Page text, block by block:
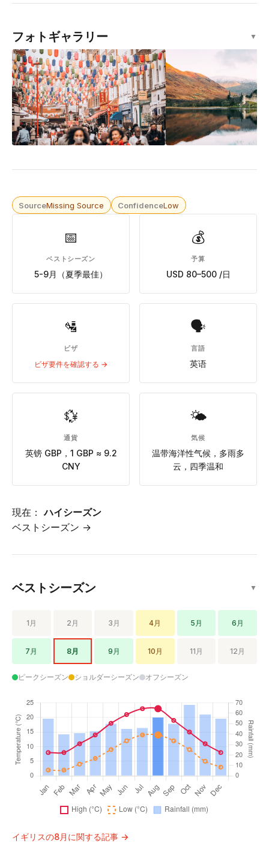
フォトギャラリー ▼
SourceMissing Source ConfidenceLow
📅
ベストシーズン
5-9月（夏季最佳）
💰
予算
USD 80–500 /日
🛂
ビザ
ビザ要件を確認する →
🗣
言語
英语
💱
通貨
英镑 GBP，1 GBP ≈ 9.2
CNY
🌤
気候
温带海洋性气候，多雨多
云，四季温和
現在：ハイシーズン
ベストシーズン →
ベストシーズン ▼
1月 2月 3月 4月 5月 6月
7月 8月 9月 10月 11月 12月
ピークシーズン ショルダーシーズン オフシーズン
イギリスの8月に関する記事 →